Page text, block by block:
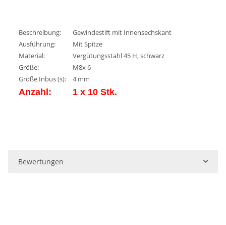
Beschreibung:
Gewindestift mit Innensechskant
Ausführung:
Mit Spitze
Material:
Vergütungsstahl 45 H, schwarz
Größe:
M8x 6
Größe Inbus (s):
4 mm
Anzahl: 1 x 10 Stk.
Bewertungen